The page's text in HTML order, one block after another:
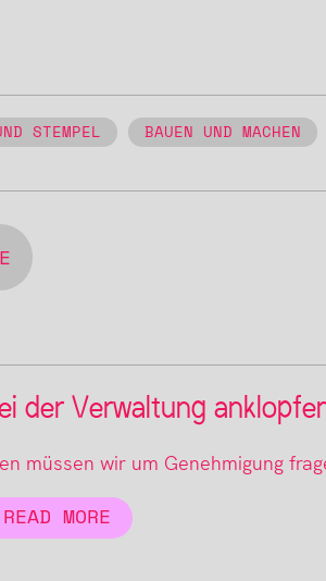
STEMPEL BAUEN UND MACHEN
der Verwaltung
müssen wir um Genehmigung
READ MORE